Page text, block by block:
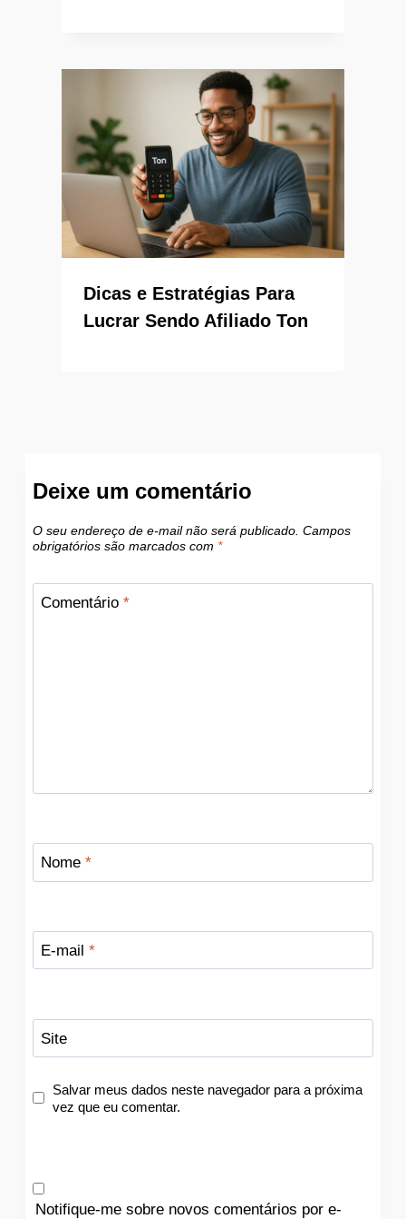
Dicas e Estratégias Para
Lucrar Sendo Afiliado Ton
Deixe um comentário
O seu endereço de e-mail não será publicado. Campos
obrigatórios são marcados com *
Comentário *
Nome *
E-mail *
Site
Salvar meus dados neste navegador para a próxima
vez que eu comentar.
Notifique-me sobre novos comentários por e-